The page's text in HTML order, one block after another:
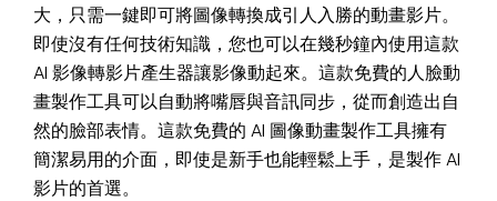
大，只需一鍵即可將圖像轉換成引人入勝的動畫影片。
即使沒有任何技術知識，您也可以在幾秒鐘內使用這款
AI 影像轉影片產生器讓影像動起來。這款免費的人臉動
畫製作工具可以自動將嘴唇與音訊同步，從而創造出自
然的臉部表情。這款免費的 AI 圖像動畫製作工具擁有
簡潔易用的介面，即使是新手也能輕鬆上手，是製作 AI
影片的首選。